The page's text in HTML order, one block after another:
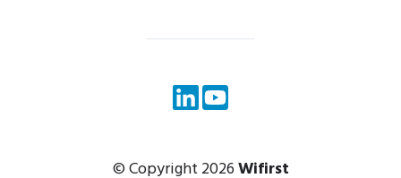
© Copyright 2026 Wifirst